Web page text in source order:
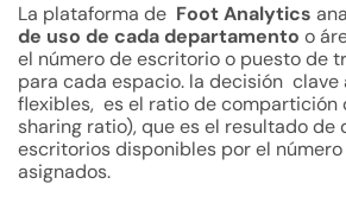
La plataforma de Foot Analytics
de uso de cada departamento o
el número de escritorio o puesto de
para cada espacio. la decisión clave
flexibles, es el ratio de compartición
sharing ratio), que es el resultado de
escritorios disponibles por el
asignados.